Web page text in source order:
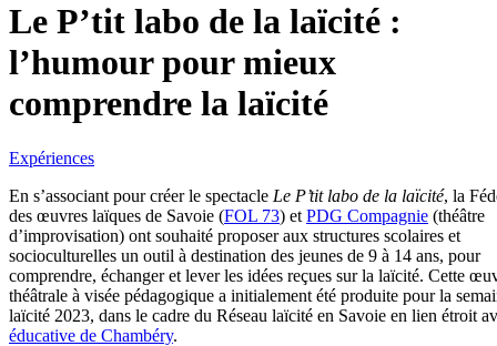
Le P’tit labo de la laïcité :
l’humour pour mieux
comprendre la laïcité
Expériences
En s’associant pour créer le spectacle Le P’tit labo de la laïcité, la
des œuvres laïques de Savoie (FOL 73) et PDG Compagnie (théâtre
d’improvisation) ont souhaité proposer aux structures scolaires et
socioculturelles un outil à destination des jeunes de 9 à 14 ans, pour
comprendre, échanger et lever les idées reçues sur la laïcité. Cette
théâtrale à visée pédagogique a initialement été produite pour la
laïcité 2023, dans le cadre du Réseau laïcité en Savoie en lien étroit
éducative de Chambéry.